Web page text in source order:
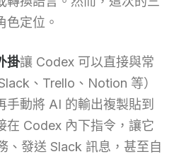
色定位。
掛讓 Codex 可以直接與常
、Trello、Notion 等）
手動將 AI 的輸出複製貼到
在 Codex 內下指令，讓它
、發送 Slack 訊息，甚至自